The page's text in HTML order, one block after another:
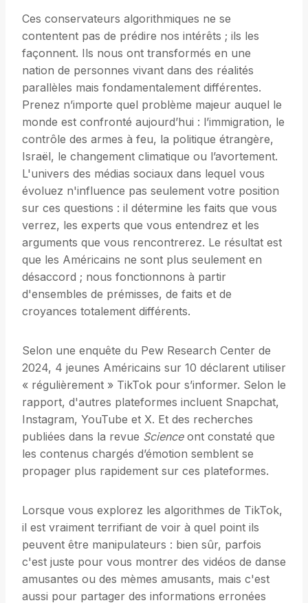
Ces conservateurs algorithmiques ne se
contentent pas de prédire nos intérêts ; ils les
façonnent. Ils nous ont transformés en une
nation de personnes vivant dans des réalités
parallèles mais fondamentalement différentes.
Prenez n’importe quel problème majeur auquel le
monde est confronté aujourd’hui : l’immigration, le
contrôle des armes à feu, la politique étrangère,
Israël, le changement climatique ou l’avortement.
L'univers des médias sociaux dans lequel vous
évoluez n'influence pas seulement votre position
sur ces questions : il détermine les faits que vous
verrez, les experts que vous entendrez et les
arguments que vous rencontrerez. Le résultat est
que les Américains ne sont plus seulement en
désaccord ; nous fonctionnons à partir
d'ensembles de prémisses, de faits et de
croyances totalement différents.
Selon une enquête du Pew Research Center de
2024, 4 jeunes Américains sur 10 déclarent utiliser
« régulièrement » TikTok pour s’informer. Selon le
rapport, d'autres plateformes incluent Snapchat,
Instagram, YouTube et X. Et des recherches
publiées dans la revue Scienceont constaté que
les contenus chargés d’émotion semblent se
propager plus rapidement sur ces plateformes.
Lorsque vous explorez les algorithmes de TikTok,
il est vraiment terrifiant de voir à quel point ils
peuvent être manipulateurs : bien sûr, parfois
c'est juste pour vous montrer des vidéos de danse
amusantes ou des mèmes amusants, mais c'est
aussi pour partager des informations erronées